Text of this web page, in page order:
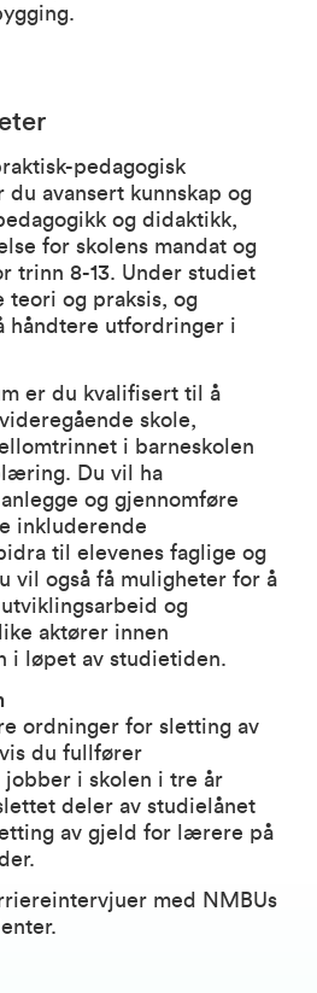
pedagogisk
du avansert kunnskap og
og didaktikk,
for skolens mandat og
trinn 8-13. Under studiet
teori og praksis, og
håndtere utfordringer i
er du kvalifisert til å
skole,
i barneskolen
Du vil ha
og gjennomføre
inkluderende
til elevenes faglige og
vil også få muligheter for å
og
aktører innen
i løpet av studietiden.
ordninger for sletting av
du fullfører
jobber i skolen i tre år
deler av studielånet
av gjeld for lærere på
.
med NMBUs
.